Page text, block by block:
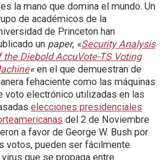
la mano que domina el mundo. Un
de académicos de la
de Princeton han
un paper, «Security Analysis
the Diebold AccuVote-TS Voting
«en el que demuestran de
fehaciente como las máquinas
voto electrónico utilizadas en las
elecciones presidenciales
del 2 de Noviembre
a favor de George W. Bush por
votos, pueden ser fácilmente
que se propaga entre